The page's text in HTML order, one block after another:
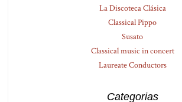
La Discoteca Clásica
Classical Pippo
Susato
Classical music in concert
Laureate Conductors
Categorias